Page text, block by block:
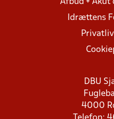
Afbud +
Idrættens
DBU
4000